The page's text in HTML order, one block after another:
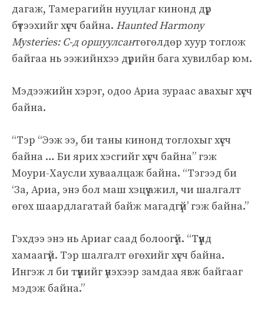
дагаж, Тамерагийн нууцлаг кинонд дүр
бүтээхийг хүсч байна. Haunted Harmony
Mysteries: C-д оршуулсантөгөлдөр хуур тоглож
байгаа нь ээжийнхээ дүрийн бага хувилбар юм.
Мэдээжийн хэрэг, одоо Ариа зураас авахыг хүсч
байна.
“Тэр “Ээж ээ, би таны кинонд тоглохыг хүсч
байна … Би ярих хэсгийг хүсч байна” гэж
Моури-Хаусли хуваалцаж байна. “Тэгээд би
‘За, Ариа, энэ бол маш хэцүү ажил, чи шалгалт
өгөх шаардлагатай байж магадгүй’ гэж байна.”
Гэхдээ энэ нь Ариаг саад болоогүй. “Түүнд
хамаагүй. Тэр шалгалт өгөхийг хүсч байна.
Ингэж л би түүнийг үнэхээр замдаа явж байгааг
мэдэж байна.”